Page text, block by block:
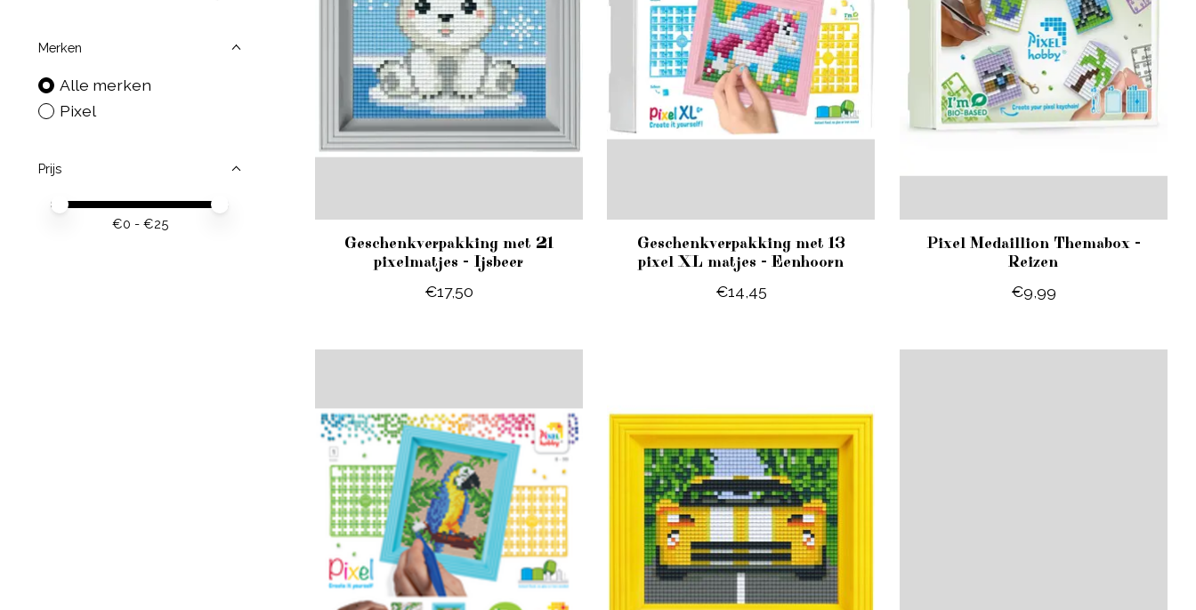
Merken
Alle merken
Pixel
Prijs
Minimale prijswaarde
Price maximum value
€0 - €25
Geschenkverpakking met 21
pixelmatjes - Ijsbeer
€17,50
Geschenkverpakking met 13
pixel XL matjes - Eenhoorn
€14,45
Pixel Medaillion Themabox -
Reizen
€9,99